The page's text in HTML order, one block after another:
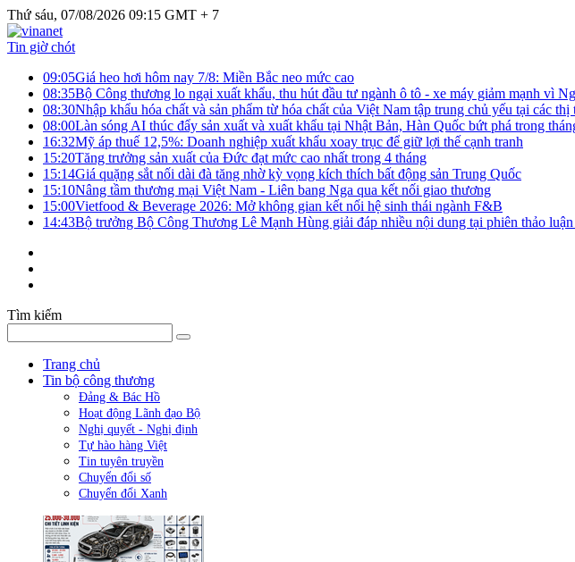
Thứ sáu, 07/08/2026 09:15 GMT + 7
Tin giờ chót
09:05Giá heo hơi hôm nay 7/8: Miền Bắc neo mức cao
08:35Bộ Công thương lo ngại xuất khẩu, thu hút đầu tư ngành ô tô - xe máy giảm mạnh vì
08:30Nhập khẩu hóa chất và sản phẩm từ hóa chất của Việt Nam tập trung chủ yếu tại các
08:00Làn sóng AI thúc đẩy sản xuất và xuất khẩu tại Nhật Bản, Hàn Quốc bứt phá trong
16:32Mỹ áp thuế 12,5%: Doanh nghiệp xuất khẩu xoay trục để giữ lợi thế cạnh tranh
15:20Tăng trưởng sản xuất của Đức đạt mức cao nhất trong 4 tháng
15:14Giá quặng sắt nối dài đà tăng nhờ kỳ vọng kích thích bất động sản Trung Quốc
15:10Nâng tầm thương mại Việt Nam - Liên bang Nga qua kết nối giao thương
15:00Vietfood & Beverage 2026: Mở không gian kết nối hệ sinh thái ngành F&B
14:43Bộ trưởng Bộ Công Thương Lê Mạnh Hùng giải đáp nhiều nội dung tại phiên thảo
Tìm kiếm
Trang chủ
Tin bộ công thương
Đảng & Bác Hồ
Hoạt động Lãnh đạo Bộ
Nghị quyết - Nghị định
Tự hào hàng Việt
Tin tuyên truyền
Chuyển đổi số
Chuyển đổi Xanh